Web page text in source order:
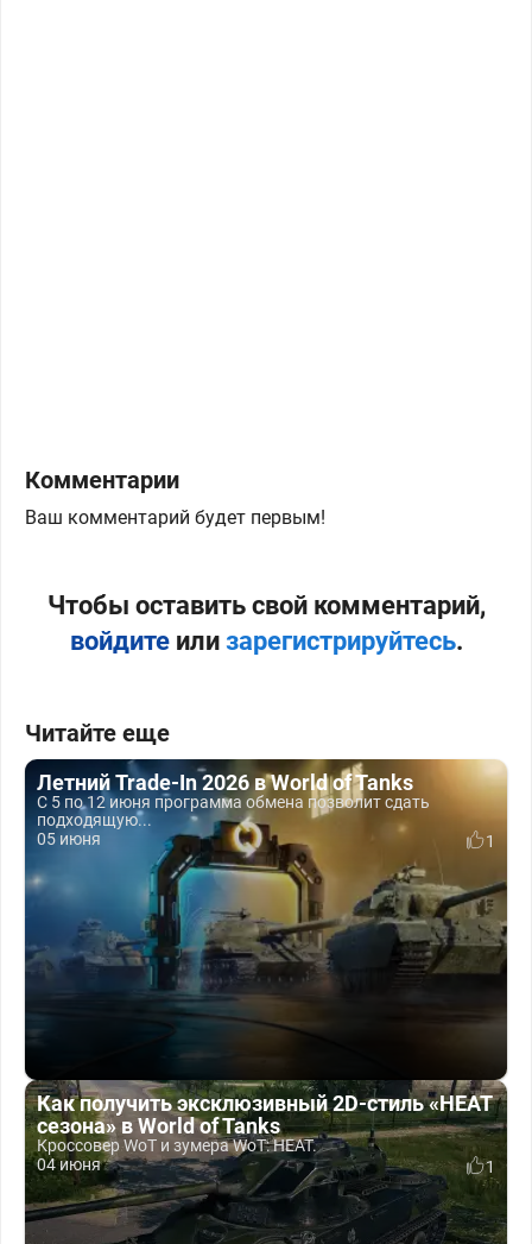
Комментарии
Ваш комментарий будет первым!
Чтобы оставить свой комментарий,
войдитеили зарегистрируйтесь.
Читайте еще
Летний Trade-In 2026 в World of Tanks
С 5 по 12 июня программа обмена позволит сдать
подходящую...
05 июня
1
Как получить эксклюзивный 2D-стиль «HEAT
сезона» в World of Tanks
Кроссовер WoT и зумера WoT: HEAT.
04 июня
1